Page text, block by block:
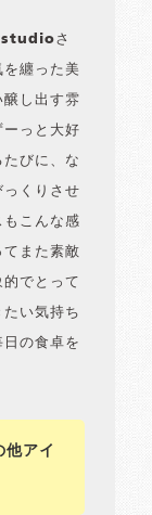
さ
纏った美
醸し出す雰
ーっと大好
びに、な
くりさせ
もこんな感
てまた素敵
でとって
い気持ち
の食卓を
アイ